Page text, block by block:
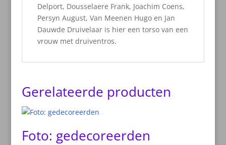
Delport, Dousselaere Frank, Joachim Coens,
Persyn August, Van Meenen Hugo en Jan
Dauwde Druivelaar is hier een torso van een
vrouw met druiventros.
Gerelateerde producten
Foto: gedecoreerden